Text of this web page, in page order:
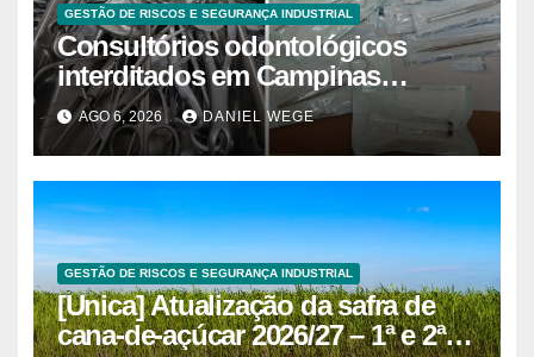
GESTÃO DE RISCOS E SEGURANÇA INDUSTRIAL
Consultórios odontológicos
interditados em Campinas
superam 2025
AGO 6, 2026 DANIEL WEGE
GESTÃO DE RISCOS E SEGURANÇA INDUSTRIAL
[Unica] Atualização da safra de
cana-de-açúcar 2026/27 – 1ª e 2ª